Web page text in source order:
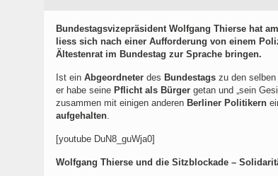
Bundestagsvizepräsident Wolfgang Thierse hat
liess sich nach einer Aufforderung von einem
Ältestenrat im Bundestag zur Sprache bringen.
Ist ein Abgeordneter des Bundestags zu den selben
er habe seine Pflicht als Bürger getan und „sein
zusammen mit einigen anderen Berliner Politikern
aufgehalten.
[youtube DuN8_guWja0]
Wolfgang Thierse und die Sitzblockade –